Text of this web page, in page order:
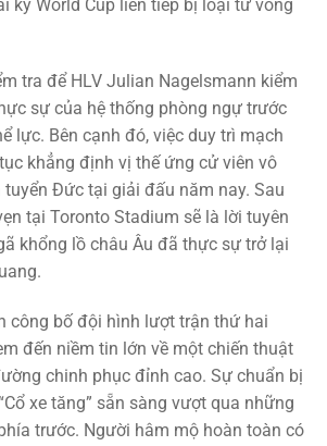
kỳ World Cup liên tiếp bị loại từ vòng
tra để HLV Julian Nagelsmann kiểm
sự của hệ thống phòng ngự trước
lực. Bên cạnh đó, việc duy trì mạch
khẳng định vị thế ứng cử viên vô
Đức tại giải đấu năm nay. Sau
tại Toronto Stadium sẽ là lời tuyên
khổng lồ châu Âu đã thực sự trở lại
công bố đội hình lượt trận thứ hai
đến niềm tin lớn về một chiến thuật
chinh phục đỉnh cao. Sự chuẩn bị
xe tăng” sẵn sàng vượt qua những
trước. Người hâm mộ hoàn toàn có